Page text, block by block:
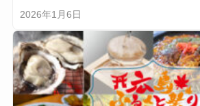
2026年1月6日